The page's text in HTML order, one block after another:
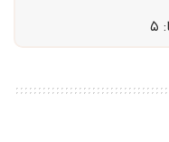
۵